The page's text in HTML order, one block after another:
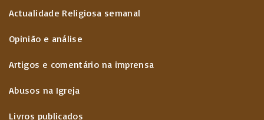
Actualidade Religiosa semanal
Opinião e análise
Artigos e comentário na imprensa
Abusos na Igreja
Livros publicados